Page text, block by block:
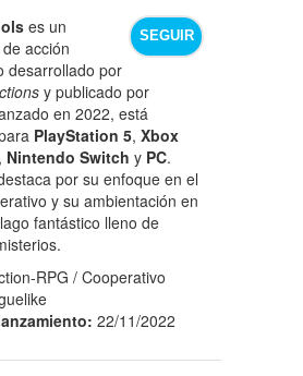
SEGUIR
es un
acción
desarrollado por
y publicado por
en 2022, está
PlayStation 5,Xbox
, Nintendo Switch y PC.
por su enfoque en el
y su ambientación en
fantástico lleno de
RPG / Cooperativo
22/11/2022